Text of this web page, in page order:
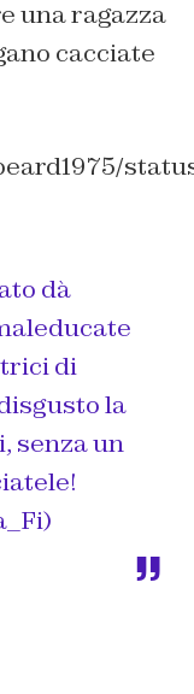
una ragazza
cacciate
dà
di
la
, senza un